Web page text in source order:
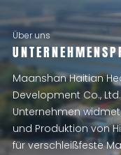
Über uns
Maanshan Haitian
Development Co.,
Unternehmen
und Produktion von
für verschleißfeste